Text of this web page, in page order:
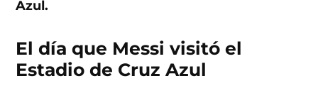
Azul.
El día que Messi visitó el
Estadio de Cruz Azul